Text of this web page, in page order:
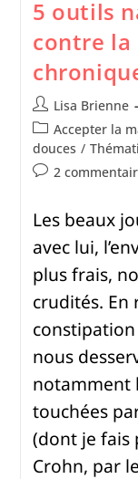
5 outils
contre
Lisa Brienne
Accepter la
douces /
2
Les beaux
avec lui,
plus frais,
crudités. En
nous
notamment
touchées
(dont je fais
Crohn, par